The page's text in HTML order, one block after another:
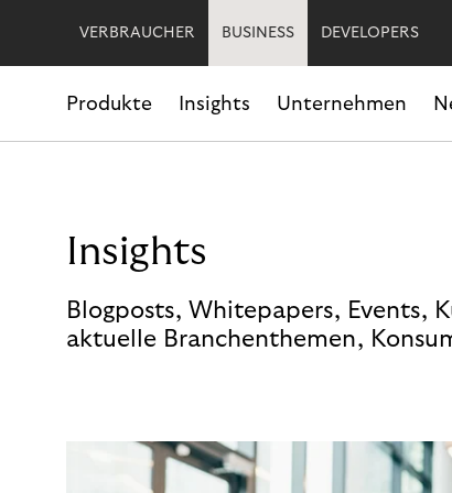
VERBRAUCHER BUSINESS DEVELOPERS
Produkte Insights Unternehmen
Insights
Blogposts, Whitepapers, Events,
aktuelle Branchenthemen,